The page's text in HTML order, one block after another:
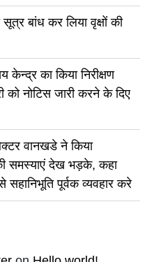
सूत्र बांध कर लिया वृक्षों की
केन्द्र का किया निरीक्षण
को नोटिस जारी करने के दिए
वानखडे ने किया
की समस्याएं देख भड़के, कहा
सहानिभूति पूर्वक व्यवहार करे